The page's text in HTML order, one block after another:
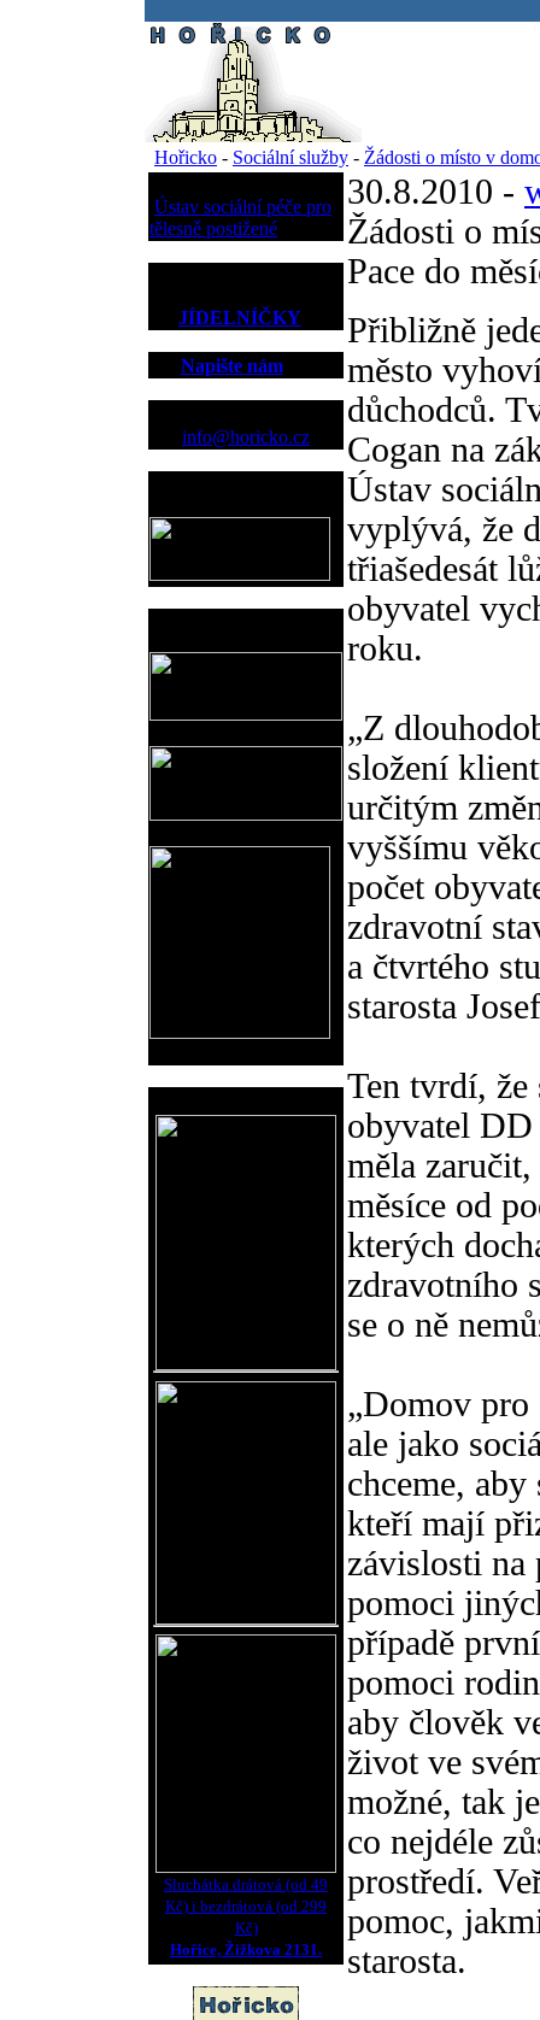
Hořicko - Sociální služby - Žádosti o místo v
Ústav sociální péče pro
tělesně postižené
JÍDELNÍČKY
Napište nám
info@horicko.cz
Sluchátka drátová (od 49
Kč) i bezdrátová (od 299
Kč)
Hořice, Žižkova 2131.
30.8.2010 -
Žádosti o
Pace do
Přibližně
město
důchodců.
Cogan na
Ústav
vyplývá, že
třiašedesát
obyvatel
roku.
„Z
složení
určitým
vyššímu
počet
zdravotní
a čtvrtého
starosta
Ten tvrdí, že
obyvatel DD
měla
měsíce od
kterých
zdravotního
se o ně
„Domov pro
ale jako
chceme,
kteří mají
závislosti na
pomoci
případě
pomoci
aby člověk
život ve
možné, tak
co nejdéle
prostředí.
pomoc,
starosta.